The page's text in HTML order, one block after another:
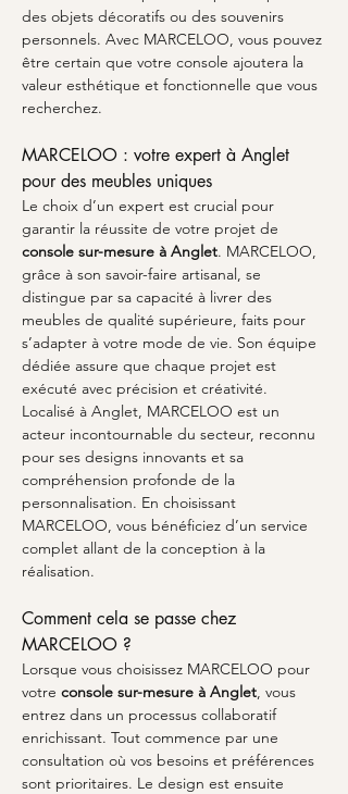
des objets décoratifs ou des souvenirs
personnels. Avec MARCELOO, vous pouvez
être certain que votre console ajoutera la
valeur esthétique et fonctionnelle que vous
recherchez.
MARCELOO : votre expert à Anglet
pour des meubles uniques
Le choix d’un expert est crucial pour
garantir la réussite de votre projet de
console sur-mesure à Anglet. MARCELOO,
grâce à son savoir-faire artisanal, se
distingue par sa capacité à livrer des
meubles de qualité supérieure, faits pour
s’adapter à votre mode de vie. Son équipe
dédiée assure que chaque projet est
exécuté avec précision et créativité.
Localisé à Anglet, MARCELOO est un
acteur incontournable du secteur, reconnu
pour ses designs innovants et sa
compréhension profonde de la
personnalisation. En choisissant
MARCELOO, vous bénéficiez d’un service
complet allant de la conception à la
réalisation.
Comment cela se passe chez
MARCELOO ?
Lorsque vous choisissez MARCELOO pour
votre console sur-mesure à Anglet, vous
entrez dans un processus collaboratif
enrichissant. Tout commence par une
consultation où vos besoins et préférences
sont prioritaires. Le design est ensuite